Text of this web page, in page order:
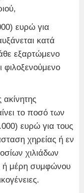
ευρώ για
κατά
εξαρτώμενο
φιλοξενούμενο
το ποσό των
ευρώ για τους
χηρείας ή εν
χιλιάδων
ή μέρη συμφώνου